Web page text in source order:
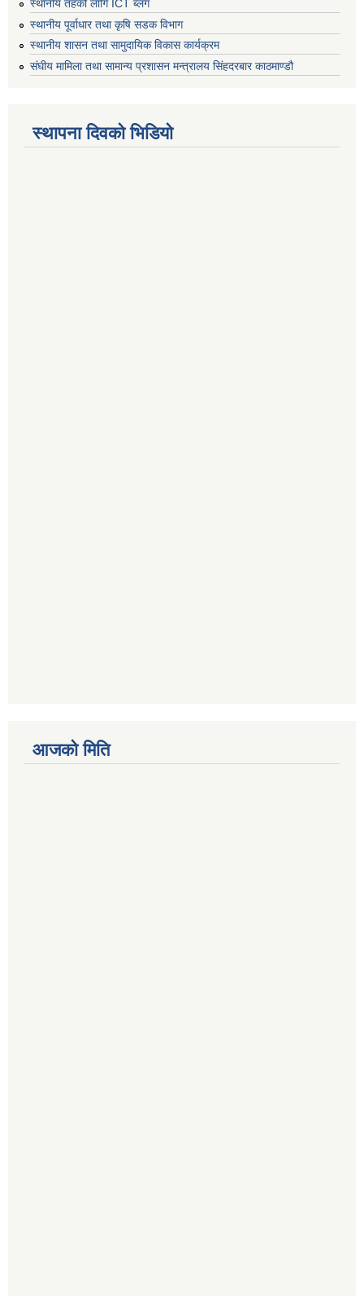
स्थानीय तहको लागि ICT ब्लग
स्थानीय पूर्वाधार तथा कृषि सडक विभाग
स्थानीय शासन तथा सामुदायिक विकास कार्यक्रम
संघीय मामिला तथा सामान्य प्रशासन मन्त्रालय सिंहदरबार काठमाण्डौ
स्थापना दिवको भिडियो
आजको मिति